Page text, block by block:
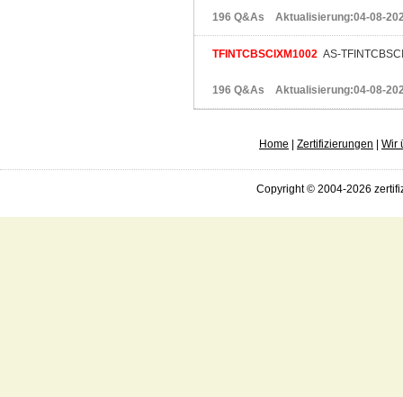
196 Q&As Aktualisierung:04-08-
TFINTCBSCIXM1002 AS-
196 Q&As Aktualisierung:04-08-
Home Zertifizierungen Wir
Copyright © 2004-2026